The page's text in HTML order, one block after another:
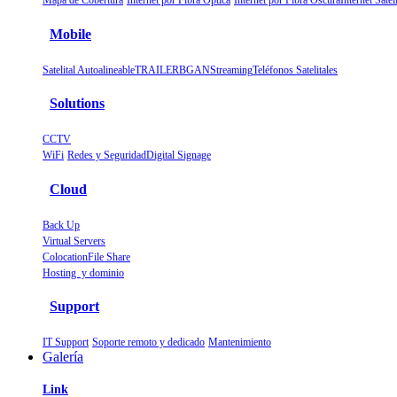
Mobile
Satelital AutoalineableTRAILERBGANStreamingTeléfonos Satelitales
Solutions
CCTV
WiFi Redes y SeguridadDigital Signage
Cloud
Back Up
Virtual Servers
ColocationFile Share
Hosting y dominio
Support
IT Support Soporte remoto y dedicado Mantenimiento
Galería
Link